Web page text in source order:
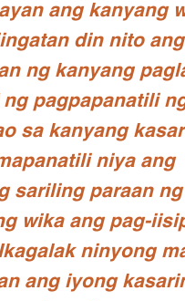
ang kanyang
din nito ang
ng kanyang
pagpapanatili
sa kanyang
niya ang
sariling paraan
wika ang pag-
ninyong
ang iyong